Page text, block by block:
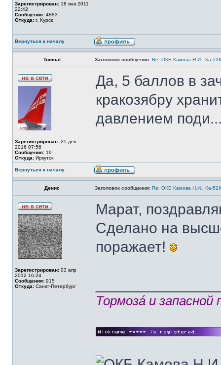
Зарегистрирован: 18 янв 2011
22:42
Сообщения: 4883
Откуда: г. Курск
Вернуться к началу
Tomcat Заголовок сообщения: Re: ОКБ Камова Н.И.: Ка-
Зарегистрирован: 25 дек
2016 07:56
Сообщения: 19
Откуда: Иркутск
Да, 5 баллов в
кракозябру
давлением
Вернуться к началу
Денис Заголовок сообщения: Re: ОКБ Камова Н.И.: Ка-
Зарегистрирован: 03 апр
2012 16:24
Сообщения: 915
Откуда: Санкт-Петербург
Марат,
Сделано на
поражает!
Тормозá и